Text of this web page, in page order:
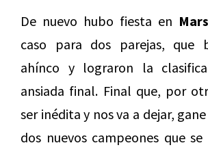
De nuevo hubo fiesta en
caso para dos parejas, que
ahínco y lograron la
ansiada final. Final que, por
ser inédita y nos va a dejar,
dos nuevos campeones que